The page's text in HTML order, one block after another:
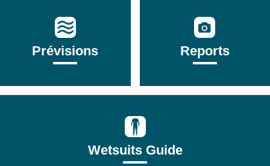
Prévisions Reports
Wetsuits Guide